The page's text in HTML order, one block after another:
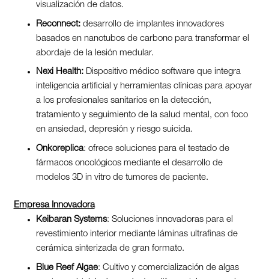
visualización de datos.
Reconnect: desarrollo de implantes innovadores
basados en nanotubos de carbono para transformar el
abordaje de la lesión medular.
Nexi Health: Dispositivo médico software que integra
inteligencia artificial y herramientas clínicas para apoyar
a los profesionales sanitarios en la detección,
tratamiento y seguimiento de la salud mental, con foco
en ansiedad, depresión y riesgo suicida.
Onkoreplica: ofrece soluciones para el testado de
fármacos oncológicos mediante el desarrollo de
modelos 3D in vitro de tumores de paciente.
Empresa Innovadora
Keibaran Systems: Soluciones innovadoras para el
revestimiento interior mediante láminas ultrafinas de
cerámica sinterizada de gran formato.
Blue Reef Algae: Cultivo y comercialización de algas